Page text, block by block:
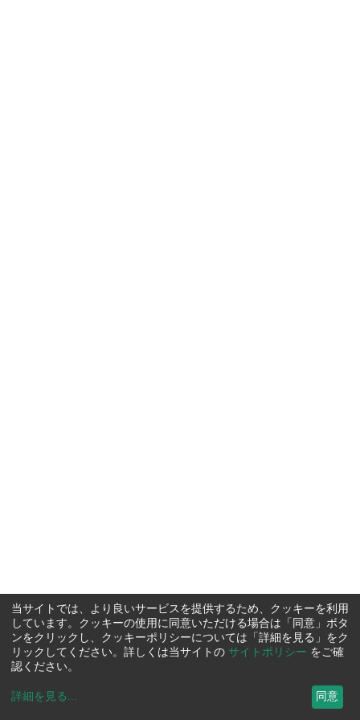
当サイトでは、より良いサービスを提供するため、クッキーを利用
しています。クッキーの使用に同意いただける場合は「同意」ボタ
ンをクリックし、クッキーポリシーについては「詳細を見る」をク
リックしてください。詳しくは当サイトの サイトポリシー をご確
認ください。
詳細を見る ... 同意